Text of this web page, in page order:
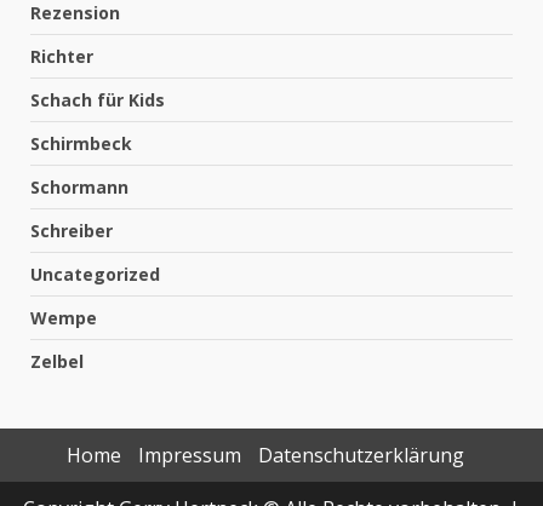
Rezension
Richter
Schach für Kids
Schirmbeck
Schormann
Schreiber
Uncategorized
Wempe
Zelbel
Home Impressum
Datenschutzerklärung